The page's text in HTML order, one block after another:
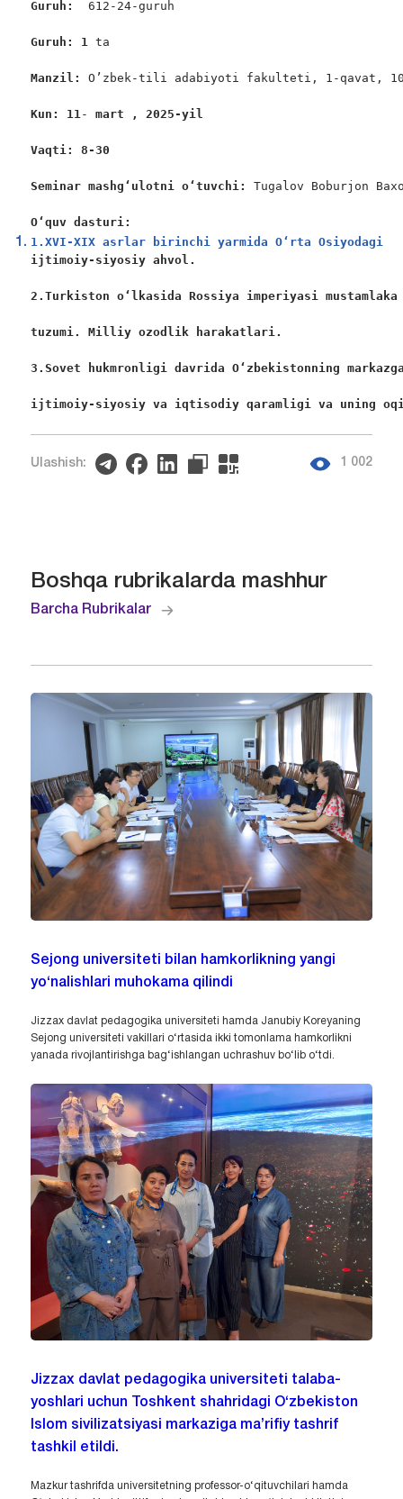
Guruh: 612-24-guruh
Guruh: 1 ta
Manzil: O’zbek-tili adabiyoti fakulteti, 1-qavat,
Kun: 11- mart , 2025-yil
Vaqti: 8-30
Seminar mashgʻulotni oʻtuvchi: Tugalov Boburjon
O‘quv dasturi:
1.XVI-XIX asrlar birinchi yarmida O‘rta Osiyodagi
ijtimoiy-siyosiy ahvol.
2.Turkiston o‘lkasida Rossiya imperiyasi mustamlaka
tuzumi. Milliy ozodlik harakatlari.
3.Sovet hukmronligi davrida O‘zbekistonning
ijtimoiy-siyosiy va iqtisodiy qaramligi va uning
Ulashish: 1 002
Boshqa rubrikalarda mashhur
Barcha Rubrikalar
Sejong universiteti bilan hamkorlikning yangi
yo‘nalishlari muhokama qilindi
Jizzax davlat pedagogika universiteti hamda Janubiy Koreyaning
Sejong universiteti vakillari o‘rtasida ikki tomonlama hamkorlikni
yanada rivojlantirishga bag‘ishlangan uchrashuv bo‘lib o‘tdi.
Jizzax davlat pedagogika universiteti talaba-
yoshlari uchun Toshkent shahridagi O‘zbekiston
Islom sivilizatsiyasi markaziga ma’rifiy tashrif
tashkil etildi.
Mazkur tashrifda universitetning professor-o‘qituvchilari hamda